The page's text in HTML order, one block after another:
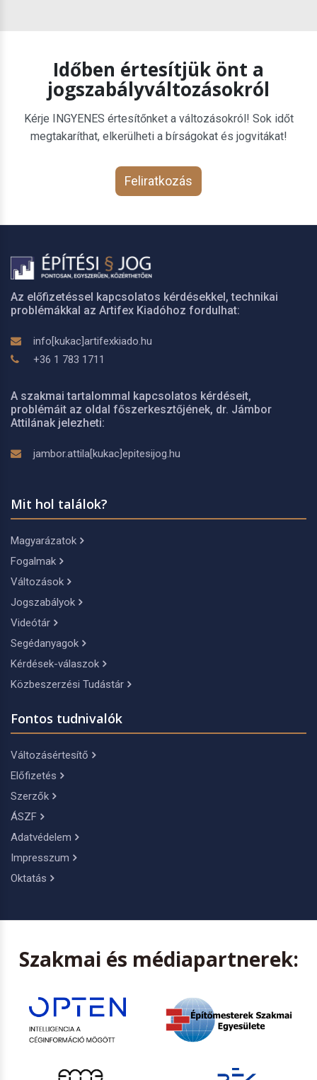
Időben értesítjük önt a
jogszabályváltozásokról
Kérje INGYENES értesítőnket a változásokról! Sok időt
megtakaríthat, elkerülheti a bírságokat és jogvitákat!
Feliratkozás
Az előfizetéssel kapcsolatos kérdésekkel, technikai
problémákkal az Artifex Kiadóhoz fordulhat:
info[kukac]artifexkiado.hu
+36 1 783 1711
A szakmai tartalommal kapcsolatos kérdéseit,
problémáit az oldal főszerkesztőjének, dr. Jámbor
Attilának jelezheti:
jambor.attila[kukac]epitesijog.hu
Mit hol találok?
Magyarázatok
Fogalmak
Változások
Jogszabályok
Videótár
Segédanyagok
Kérdések-válaszok
Közbeszerzési Tudástár
Fontos tudnivalók
Változásértesítő
Előfizetés
Szerzők
ÁSZF
Adatvédelem
Impresszum
Oktatás
Szakmai és médiapartnerek: